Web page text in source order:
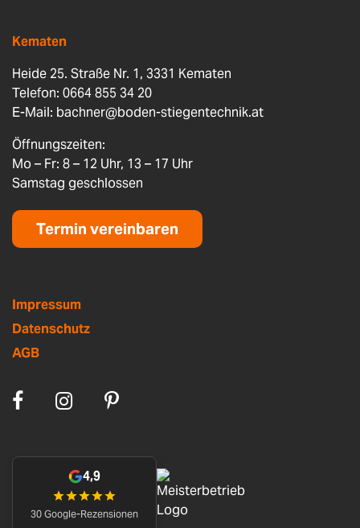
Kematen
Heide 25. Straße Nr. 1, 3331 Kematen
Telefon: 0664 855 34 20
E-Mail: bachner@boden-stiegentechnik.at
Öffnungszeiten:
Mo – Fr: 8 – 12 Uhr, 13 – 17 Uhr
Samstag geschlossen
Termin vereinbaren
Impressum
Datenschutz
AGB
4,9
30 Google-Rezensionen